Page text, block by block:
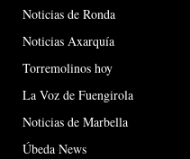
Noticias de Ronda
Noticias Axarquía
Torremolinos hoy
La Voz de Fuengirola
Noticias de Marbella
Úbeda News